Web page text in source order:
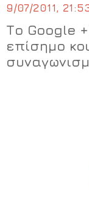
9/07/2011,
Το Google
επίσημο